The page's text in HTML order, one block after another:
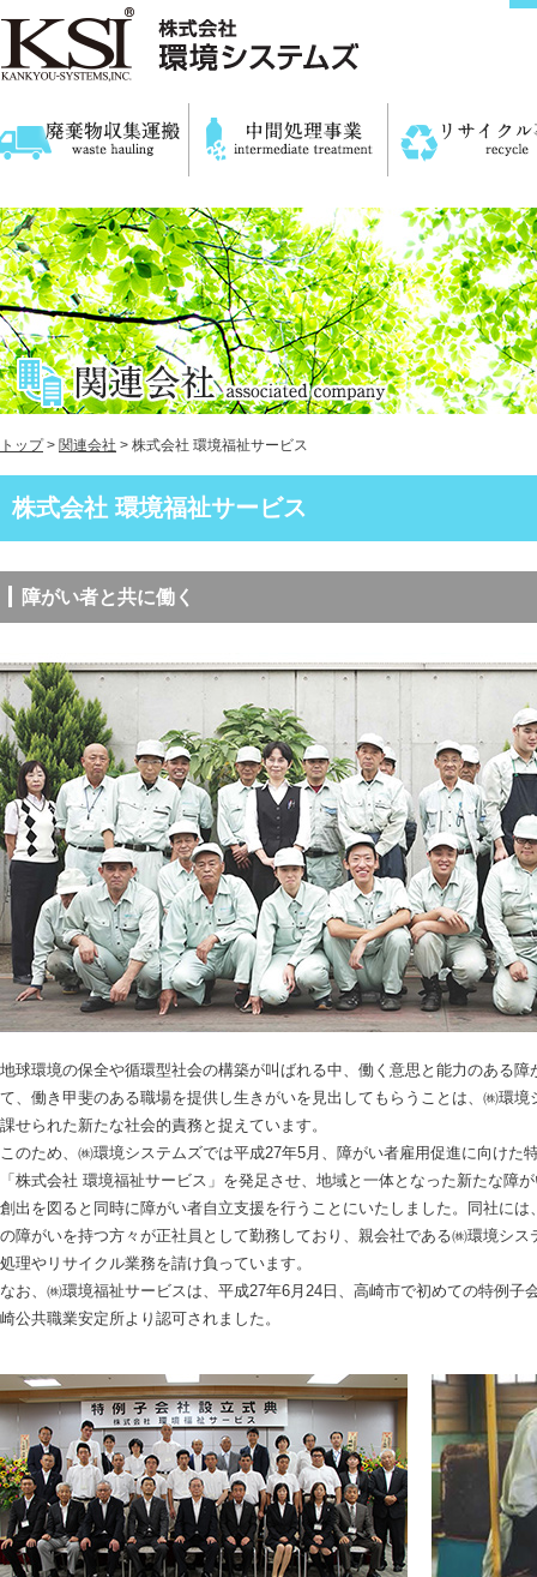
トップ> 関連会社 > 株式会社 環境福祉サービス
株式会社 環境福祉サービス
障がい者と共に働く
地球環境の保全や循環型社会の構築が叫ばれる中、働く意思と能力のある障
て、働き甲斐のある職場を提供し生きがいを見出してもらうことは、㈱環境
課せられた新たな社会的責務と捉えています。
このため、㈱環境システムズでは平成27年5月、障がい者雇用促進に向けた
「株式会社 環境福祉サービス」を発足させ、地域と一体となった新たな障
創出を図ると同時に障がい者自立支援を行うことにいたしました。同社には
の障がいを持つ方々が正社員として勤務しており、親会社である㈱環境シス
処理やリサイクル業務を請け負っています。
なお、㈱環境福祉サービスは、平成27年6月24日、高崎市で初めての特例子
崎公共職業安定所より認可されました。